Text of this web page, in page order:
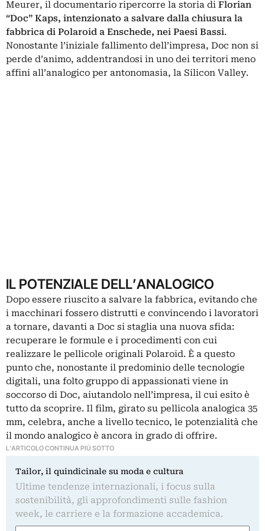
Meurer, il documentario ripercorre la storia di Florian
“Doc” Kaps, intenzionato a salvare dalla chiusura la
fabbrica di Polaroid a Enschede, nei Paesi Bassi.
Nonostante l’iniziale fallimento dell’impresa, Doc non si
perde d’animo, addentrandosi in uno dei territori meno
affini all’analogico per antonomasia, la Silicon Valley.
IL POTENZIALE DELL’ANALOGICO
Dopo essere riuscito a salvare la fabbrica, evitando che
i macchinari fossero distrutti e convincendo i lavoratori
a tornare, davanti a Doc si staglia una nuova sfida:
recuperare le formule e i procedimenti con cui
realizzare le pellicole originali Polaroid. È a questo
punto che, nonostante il predominio delle tecnologie
digitali, una folto gruppo di appassionati viene in
soccorso di Doc, aiutandolo nell’impresa, il cui esito è
tutto da scoprire. Il film, girato su pellicola analogica 35
mm, celebra, anche a livello tecnico, le potenzialità che
il mondo analogico è ancora in grado di offrire.
L'ARTICOLO CONTINUA PIÙ SOTTO
Tailor, il quindicinale su moda e cultura
Ultime tendenze internazionali, i focus sulla
sostenibilità, gli approfondimenti sulle fashion
week, le carriere e la formazione accademica.